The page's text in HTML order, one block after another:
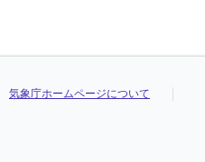
気象庁ホームページについて